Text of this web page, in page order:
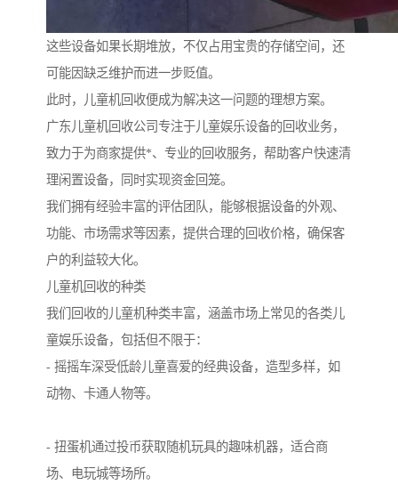
这些设备如果长期堆放，不仅占用宝贵的存储空间，还
可能因缺乏维护而进一步贬值。
此时，儿童机回收便成为解决这一问题的理想方案。
广东儿童机回收公司专注于儿童娱乐设备的回收业务，
致力于为商家提供*、专业的回收服务，帮助客户快速清
理闲置设备，同时实现资金回笼。
我们拥有经验丰富的评估团队，能够根据设备的外观、
功能、市场需求等因素，提供合理的回收价格，确保客
户的利益较大化。
儿童机回收的种类
我们回收的儿童机种类丰富，涵盖市场上常见的各类儿
童娱乐设备，包括但不限于：
- 摇摇车深受低龄儿童喜爱的经典设备，造型多样，如
动物、卡通人物等。
- 扭蛋机通过投币获取随机玩具的趣味机器，适合商
场、电玩城等场所。